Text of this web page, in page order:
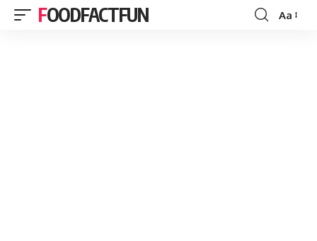
FOODFACTFUN
Font
Aa